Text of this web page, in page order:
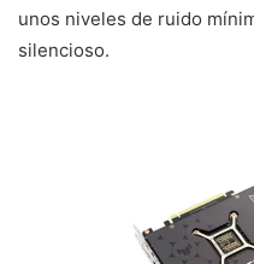
unos niveles de ruido
silencioso.